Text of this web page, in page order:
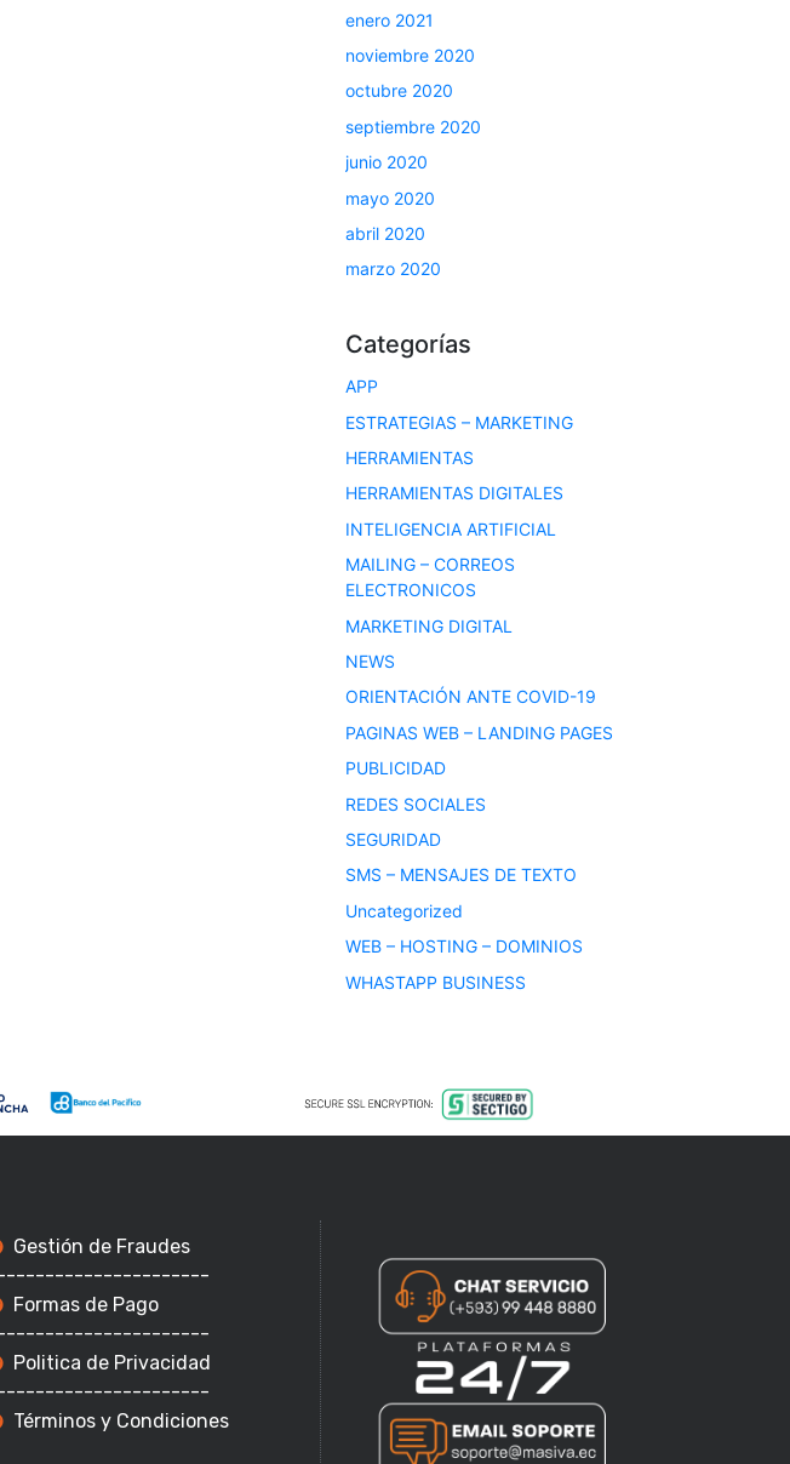
enero 2021
noviembre 2020
octubre 2020
septiembre 2020
junio 2020
mayo 2020
abril 2020
marzo 2020
Categorías
APP
ESTRATEGIAS – MARKETING
HERRAMIENTAS
HERRAMIENTAS DIGITALES
INTELIGENCIA ARTIFICIAL
MAILING – CORREOS
ELECTRONICOS
MARKETING DIGITAL
NEWS
ORIENTACIÓN ANTE COVID-19
PAGINAS WEB – LANDING PAGES
PUBLICIDAD
REDES SOCIALES
SEGURIDAD
SMS – MENSAJES DE TEXTO
Uncategorized
WEB – HOSTING – DOMINIOS
WHASTAPP BUSINESS
Gestión de Fraudes
Formas de Pago
Politica de Privacidad
Términos y Condiciones